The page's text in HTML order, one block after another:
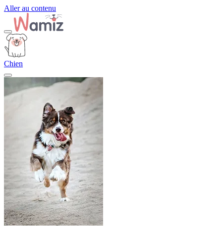
Aller au contenu
Chien